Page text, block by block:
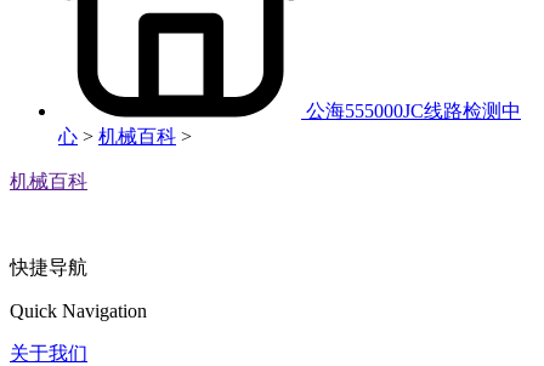
公海555000JC线路检测中
心 > 机械百科 >
机械百科
快捷导航
Quick Navigation
关于我们